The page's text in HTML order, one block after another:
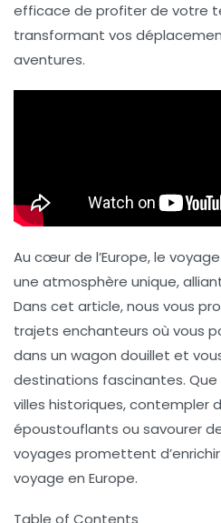
efficace de profiter de votre
transformant vos
aventures.
Au cœur de l’Europe, le
une atmosphère unique,
Dans cet article, nous vous
trajets enchanteurs où vous
dans un wagon douillet et
destinations fascinantes.
villes historiques, contempler
époustouflants ou savourer
voyages promettent
voyage en Europe.